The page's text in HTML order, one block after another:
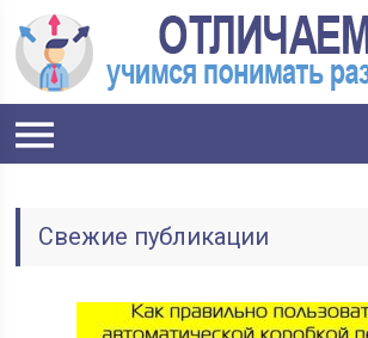
Свежие публикации